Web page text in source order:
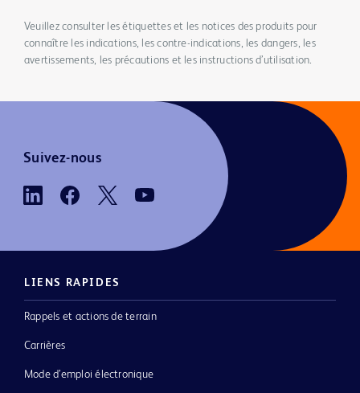
Veuillez consulter les étiquettes et les notices des produits pour
connaître les indications, les contre-indications, les dangers, les
avertissements, les précautions et les instructions d’utilisation.
Suivez-nous
LIENS RAPIDES
Rappels et actions de terrain
Carrières
Mode d’emploi électronique